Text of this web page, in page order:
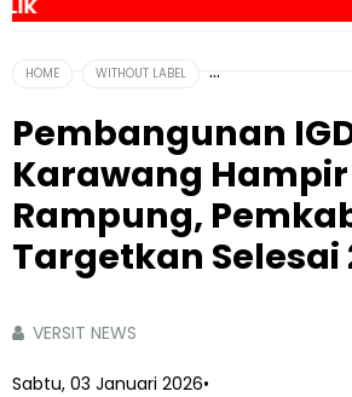
HOME WITHOUT LABEL
Pembangunan IGD
Karawang Hampir
Rampung,
Targetkan Selesai
VERSIT NEWS
Sabtu, 03 Januari 2026•